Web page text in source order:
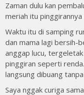
Zaman dulu kan
meriah itu pinggirannya
Waktu itu di samping
dan mama lagi bersih-
anggap lucu,
pinggiran seperti
langsung dibuang
Saya nggak curiga